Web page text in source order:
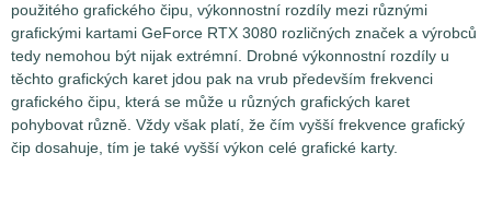
použitého grafického čipu, výkonnostní rozdíly mezi různými
grafickými kartami GeForce RTX 3080 rozličných značek a výrobců
tedy nemohou být nijak extrémní. Drobné výkonnostní rozdíly u
těchto grafických karet jdou pak na vrub především frekvenci
grafického čipu, která se může u různých grafických karet
pohybovat různě. Vždy však platí, že čím vyšší frekvence grafický
čip dosahuje, tím je také vyšší výkon celé grafické karty.